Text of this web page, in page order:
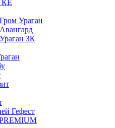
Ураган
ЗК
Гефест